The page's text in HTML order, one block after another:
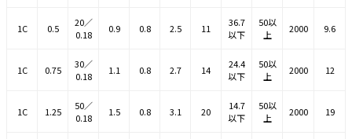
1C 0.5
20／
0.18
0.9 0.8 2.5 11
36.7
以下
50以
上
2000 9.6
1C 0.75
30／
0.18
1.1 0.8 2.7 14
24.4
以下
50以
上
2000 12
1C 1.25
50／
0.18
1.5 0.8 3.1 20
14.7
以下
50以
上
2000 19